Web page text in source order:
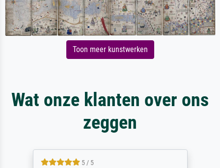
Toon meer kunstwerken
Wat onze klanten over ons
zeggen
5 / 5